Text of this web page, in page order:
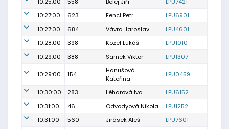
10:27:00
623 Fencl Petr
LPU6901
10:27:00
684 Vávra Jaroslav
LPU4601
10:28:00
398 Kozel Lukáš
LPU1010
10:29:00
388 Samek Viktor LPU1307
10:29:00 154
Hanušová
Kateřina
LPU0459
10:30:00 283 Léharová Iva
LPU6152
10:31:00
46 Odvodyová Nikola
LPU1252
10:31:00
560 Jirásek Aleš
LPU7601